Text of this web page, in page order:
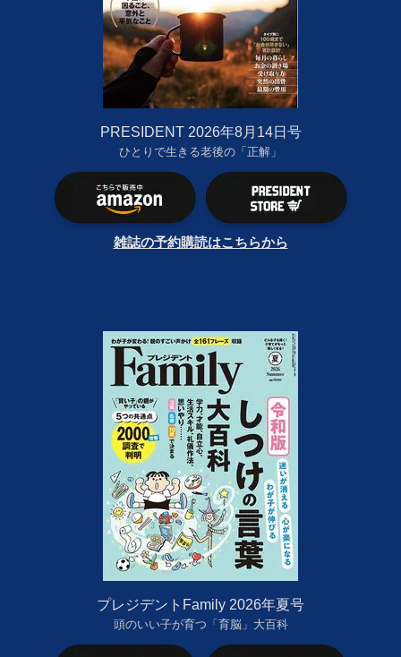
PRESIDENT 2026年8月14日号
ひとりで生きる老後の「正解」
雑誌の予約購読はこちらから
プレジデントFamily 2026年夏号
頭のいい子が育つ「育脳」大百科